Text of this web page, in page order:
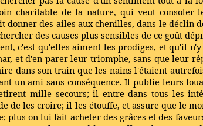
charitable de la nature, qui veut
donner des ailes aux chenilles, dans le déclin
des causes plus sensibles de ce goût
c'est qu'elles aiment les prodiges, et qu'il
et d'en parer leur triomphe, sans que leur
dans son train que les nains l'étaient
un ami sans conséquence. Il publie leurs
mille secours; il entre dans tous les
de les croire; il les étouffe, et assure que le
plus on lui fait acheter des grâces et des